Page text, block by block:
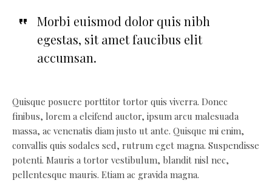
Morbi euismod dolor quis nibh
egestas, sit amet faucibus elit
accumsan.
Quisque posuere porttitor tortor quis viverra. Donec
finibus, lorem a eleifend auctor, ipsum arcu malesuada
massa, ac venenatis diam justo ut ante. Quisque mi enim,
convallis quis sodales sed, rutrum eget magna. Suspendisse
potenti. Mauris a tortor vestibulum, blandit nisl nec,
pellentesque mauris. Etiam ac gravida magna.